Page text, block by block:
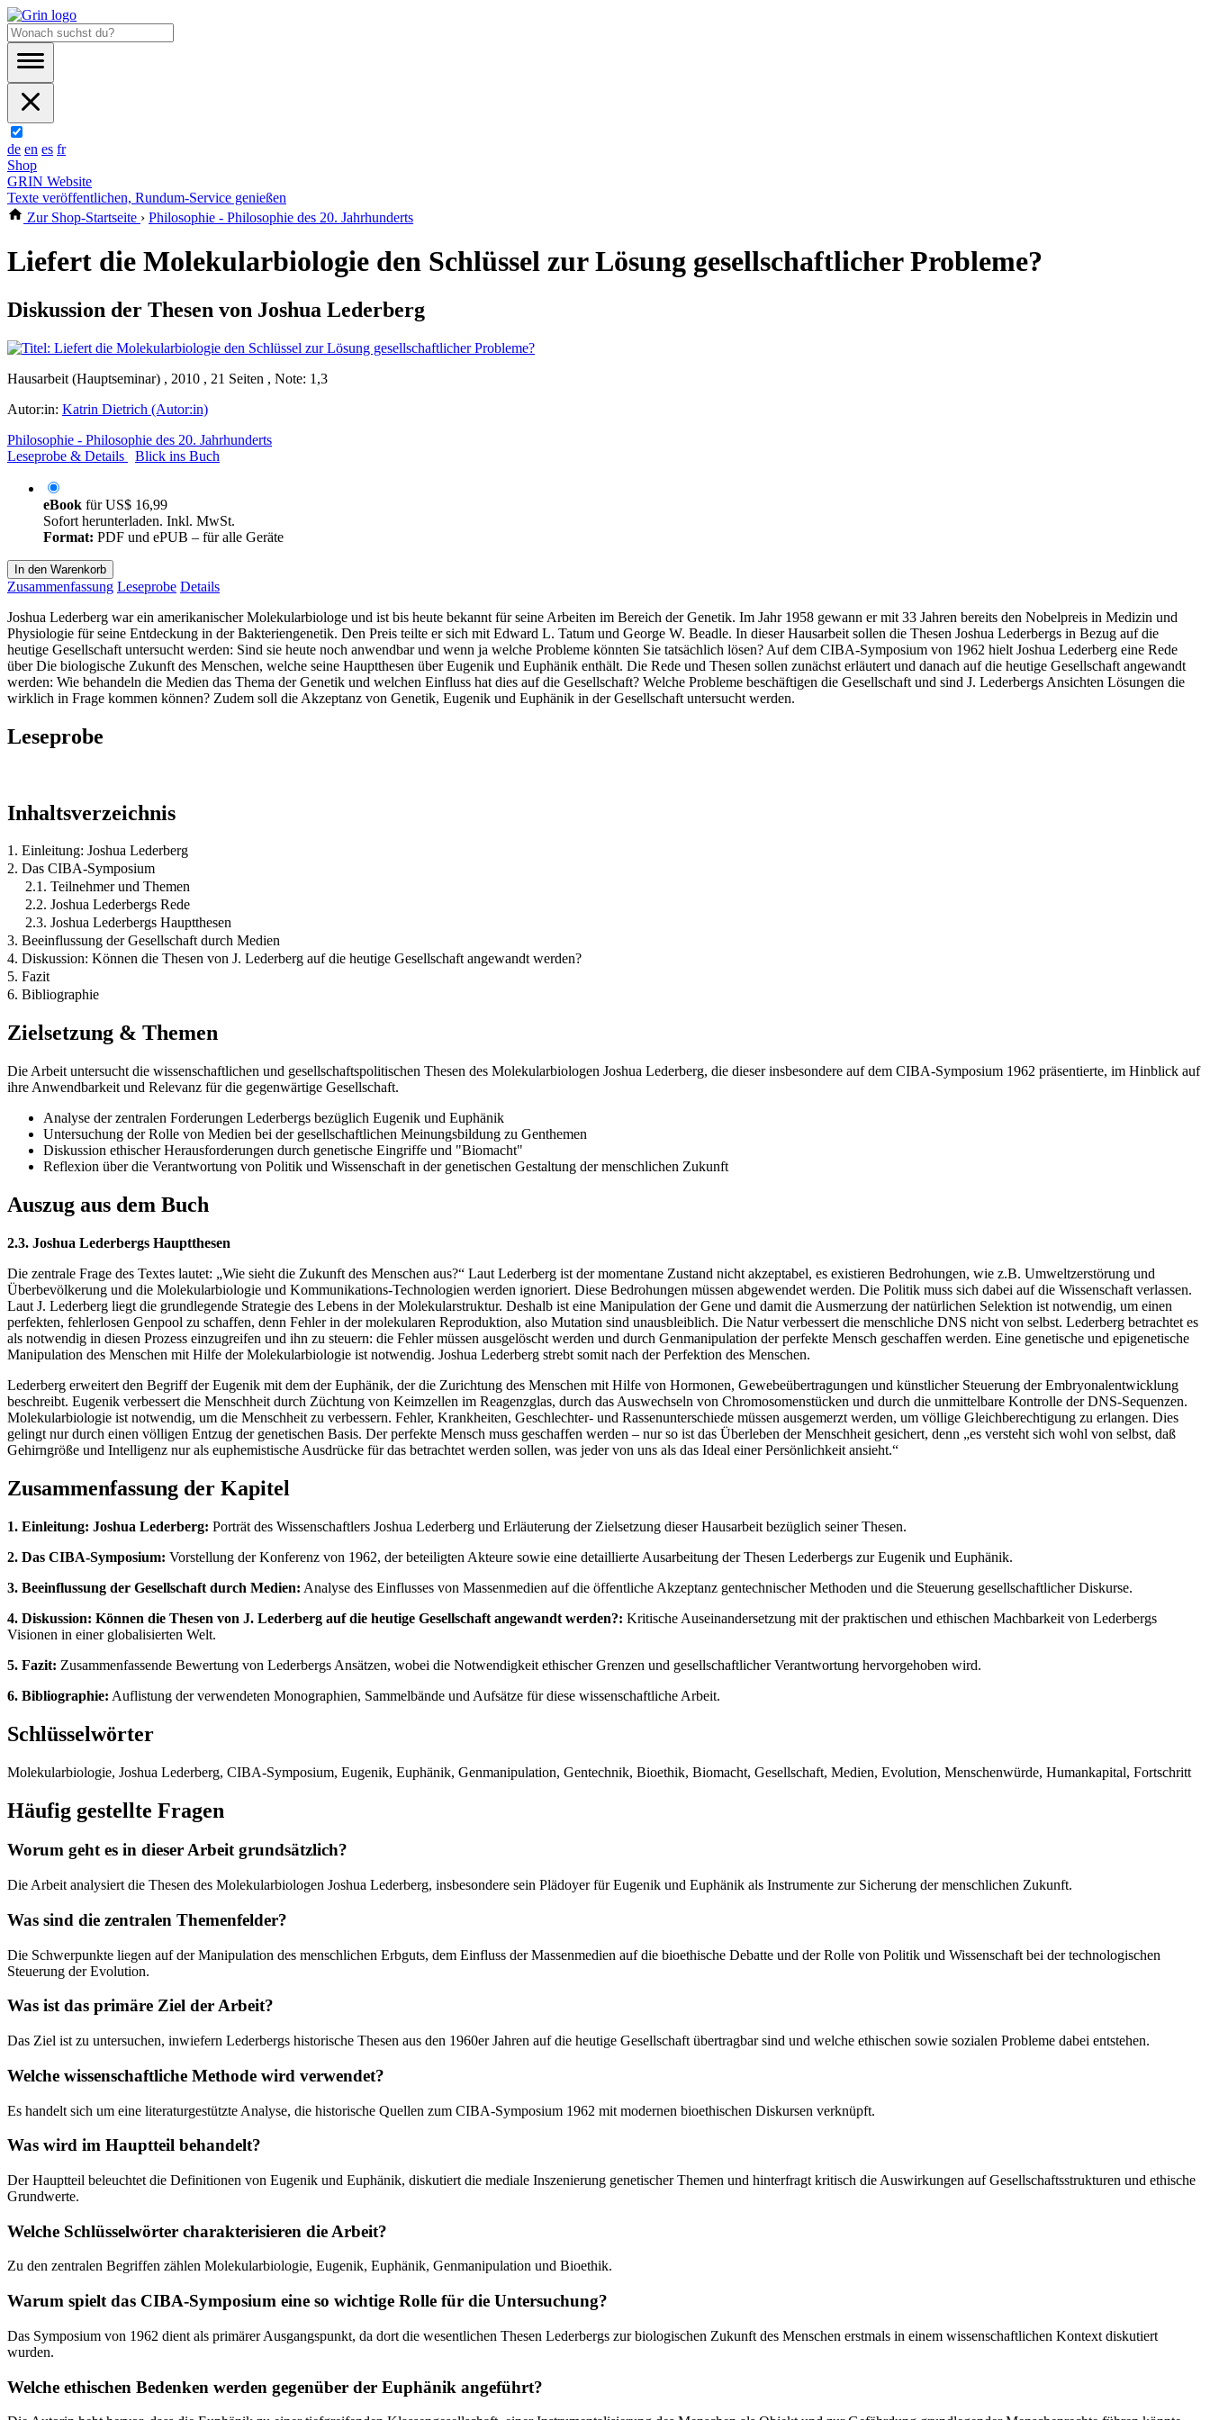
de en es fr
Shop
GRIN Website
Texte veröffentlichen, Rundum-Service genießen
Zur Shop-Startseite › Philosophie - Philosophie des 20. Jahrhunderts
Liefert die Molekularbiologie den Schlüssel zur Lösung gesellschaftlicher Probleme?
Diskussion der Thesen von Joshua Lederberg
Hausarbeit (Hauptseminar) , 2010 , 21 Seiten , Note: 1,3
Autor:in: Katrin Dietrich (Autor:in)
Philosophie - Philosophie des 20. Jahrhunderts
Leseprobe & Details
Blick ins Buch
eBook fürUS$ 16,99
Sofort herunterladen. Inkl. MwSt.
Format: PDF und ePUB – für alle Geräte
In den Warenkorb
Zusammenfassung Leseprobe Details
Joshua Lederberg war ein amerikanischer Molekularbiologe und ist bis heute bekannt für seine Arbeiten im Bereich der Genetik. Im Jahr 1958 gewann er mit 33 Jahren bereits den Nobelpreis in Medizin und
Physiologie für seine Entdeckung in der Bakteriengenetik. Den Preis teilte er sich mit Edward L. Tatum und George W. Beadle. In dieser Hausarbeit sollen die Thesen Joshua Lederbergs in Bezug auf die
heutige Gesellschaft untersucht werden: Sind sie heute noch anwendbar und wenn ja welche Probleme könnten Sie tatsächlich lösen? Auf dem CIBA-Symposium von 1962 hielt Joshua Lederberg eine Rede
über Die biologische Zukunft des Menschen, welche seine Hauptthesen über Eugenik und Euphänik enthält. Die Rede und Thesen sollen zunächst erläutert und danach auf die heutige Gesellschaft angewandt
werden: Wie behandeln die Medien das Thema der Genetik und welchen Einfluss hat dies auf die Gesellschaft? Welche Probleme beschäftigen die Gesellschaft und sind J. Lederbergs Ansichten Lösungen die
wirklich in Frage kommen können? Zudem soll die Akzeptanz von Genetik, Eugenik und Euphänik in der Gesellschaft untersucht werden.
Leseprobe
Inhaltsverzeichnis
1. Einleitung: Joshua Lederberg
2. Das CIBA-Symposium
2.1. Teilnehmer und Themen
2.2. Joshua Lederbergs Rede
2.3. Joshua Lederbergs Hauptthesen
3. Beeinflussung der Gesellschaft durch Medien
4. Diskussion: Können die Thesen von J. Lederberg auf die heutige Gesellschaft angewandt werden?
5. Fazit
6. Bibliographie
Zielsetzung & Themen
Die Arbeit untersucht die wissenschaftlichen und gesellschaftspolitischen Thesen des Molekularbiologen Joshua Lederberg, die dieser insbesondere auf dem CIBA-Symposium 1962 präsentierte, im Hinblick auf
ihre Anwendbarkeit und Relevanz für die gegenwärtige Gesellschaft.
Analyse der zentralen Forderungen Lederbergs bezüglich Eugenik und Euphänik
Untersuchung der Rolle von Medien bei der gesellschaftlichen Meinungsbildung zu Genthemen
Diskussion ethischer Herausforderungen durch genetische Eingriffe und "Biomacht"
Reflexion über die Verantwortung von Politik und Wissenschaft in der genetischen Gestaltung der menschlichen Zukunft
Auszug aus dem Buch
2.3. Joshua Lederbergs Hauptthesen
Die zentrale Frage des Textes lautet: „Wie sieht die Zukunft des Menschen aus?“ Laut Lederberg ist der momentane Zustand nicht akzeptabel, es existieren Bedrohungen, wie z.B. Umweltzerstörung und
Überbevölkerung und die Molekularbiologie und Kommunikations-Technologien werden ignoriert. Diese Bedrohungen müssen abgewendet werden. Die Politik muss sich dabei auf die Wissenschaft verlassen.
Laut J. Lederberg liegt die grundlegende Strategie des Lebens in der Molekularstruktur. Deshalb ist eine Manipulation der Gene und damit die Ausmerzung der natürlichen Selektion ist notwendig, um einen
perfekten, fehlerlosen Genpool zu schaffen, denn Fehler in der molekularen Reproduktion, also Mutation sind unausbleiblich. Die Natur verbessert die menschliche DNS nicht von selbst. Lederberg betrachtet es
als notwendig in diesen Prozess einzugreifen und ihn zu steuern: die Fehler müssen ausgelöscht werden und durch Genmanipulation der perfekte Mensch geschaffen werden. Eine genetische und epigenetische
Manipulation des Menschen mit Hilfe der Molekularbiologie ist notwendig. Joshua Lederberg strebt somit nach der Perfektion des Menschen.
Lederberg erweitert den Begriff der Eugenik mit dem der Euphänik, der die Zurichtung des Menschen mit Hilfe von Hormonen, Gewebeübertragungen und künstlicher Steuerung der Embryonalentwicklung
beschreibt. Eugenik verbessert die Menschheit durch Züchtung von Keimzellen im Reagenzglas, durch das Auswechseln von Chromosomenstücken und durch die unmittelbare Kontrolle der DNS-Sequenzen.
Molekularbiologie ist notwendig, um die Menschheit zu verbessern. Fehler, Krankheiten, Geschlechter- und Rassenunterschiede müssen ausgemerzt werden, um völlige Gleichberechtigung zu erlangen. Dies
gelingt nur durch einen völligen Entzug der genetischen Basis. Der perfekte Mensch muss geschaffen werden – nur so ist das Überleben der Menschheit gesichert, denn „es versteht sich wohl von selbst, daß
Gehirngröße und Intelligenz nur als euphemistische Ausdrücke für das betrachtet werden sollen, was jeder von uns als das Ideal einer Persönlichkeit ansieht.“
Zusammenfassung der Kapitel
1. Einleitung: Joshua Lederberg: Porträt des Wissenschaftlers Joshua Lederberg und Erläuterung der Zielsetzung dieser Hausarbeit bezüglich seiner Thesen.
2. Das CIBA-Symposium: Vorstellung der Konferenz von 1962, der beteiligten Akteure sowie eine detaillierte Ausarbeitung der Thesen Lederbergs zur Eugenik und Euphänik.
3. Beeinflussung der Gesellschaft durch Medien: Analyse des Einflusses von Massenmedien auf die öffentliche Akzeptanz gentechnischer Methoden und die Steuerung gesellschaftlicher Diskurse.
4. Diskussion: Können die Thesen von J. Lederberg auf die heutige Gesellschaft angewandt werden?: Kritische Auseinandersetzung mit der praktischen und ethischen Machbarkeit von Lederbergs
Visionen in einer globalisierten Welt.
5. Fazit: Zusammenfassende Bewertung von Lederbergs Ansätzen, wobei die Notwendigkeit ethischer Grenzen und gesellschaftlicher Verantwortung hervorgehoben wird.
6. Bibliographie: Auflistung der verwendeten Monographien, Sammelbände und Aufsätze für diese wissenschaftliche Arbeit.
Schlüsselwörter
Molekularbiologie, Joshua Lederberg, CIBA-Symposium, Eugenik, Euphänik, Genmanipulation, Gentechnik, Bioethik, Biomacht, Gesellschaft, Medien, Evolution, Menschenwürde, Humankapital, Fortschritt
Häufig gestellte Fragen
Worum geht es in dieser Arbeit grundsätzlich?
Die Arbeit analysiert die Thesen des Molekularbiologen Joshua Lederberg, insbesondere sein Plädoyer für Eugenik und Euphänik als Instrumente zur Sicherung der menschlichen Zukunft.
Was sind die zentralen Themenfelder?
Die Schwerpunkte liegen auf der Manipulation des menschlichen Erbguts, dem Einfluss der Massenmedien auf die bioethische Debatte und der Rolle von Politik und Wissenschaft bei der technologischen
Steuerung der Evolution.
Was ist das primäre Ziel der Arbeit?
Das Ziel ist zu untersuchen, inwiefern Lederbergs historische Thesen aus den 1960er Jahren auf die heutige Gesellschaft übertragbar sind und welche ethischen sowie sozialen Probleme dabei entstehen.
Welche wissenschaftliche Methode wird verwendet?
Es handelt sich um eine literaturgestützte Analyse, die historische Quellen zum CIBA-Symposium 1962 mit modernen bioethischen Diskursen verknüpft.
Was wird im Hauptteil behandelt?
Der Hauptteil beleuchtet die Definitionen von Eugenik und Euphänik, diskutiert die mediale Inszenierung genetischer Themen und hinterfragt kritisch die Auswirkungen auf Gesellschaftsstrukturen und ethische
Grundwerte.
Welche Schlüsselwörter charakterisieren die Arbeit?
Zu den zentralen Begriffen zählen Molekularbiologie, Eugenik, Euphänik, Genmanipulation und Bioethik.
Warum spielt das CIBA-Symposium eine so wichtige Rolle für die Untersuchung?
Das Symposium von 1962 dient als primärer Ausgangspunkt, da dort die wesentlichen Thesen Lederbergs zur biologischen Zukunft des Menschen erstmals in einem wissenschaftlichen Kontext diskutiert
wurden.
Welche ethischen Bedenken werden gegenüber der Euphänik angeführt?